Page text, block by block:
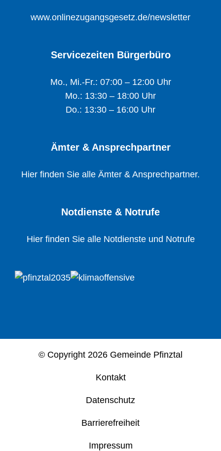
www.onlinezugangsgesetz.de/newsletter
Servicezeiten Bürgerbüro
Mo., Mi.-Fr.: 07:00 – 12:00 Uhr
Mo.: 13:30 – 18:00 Uhr
Do.: 13:30 – 16:00 Uhr
Ämter & Ansprechpartner
Hier finden Sie alle Ämter & Ansprechpartner.
Notdienste & Notrufe
Hier finden Sie alle Notdienste und Notrufe
© Copyright 2026 Gemeinde Pfinztal
Kontakt
Datenschutz
Barrierefreiheit
Impressum